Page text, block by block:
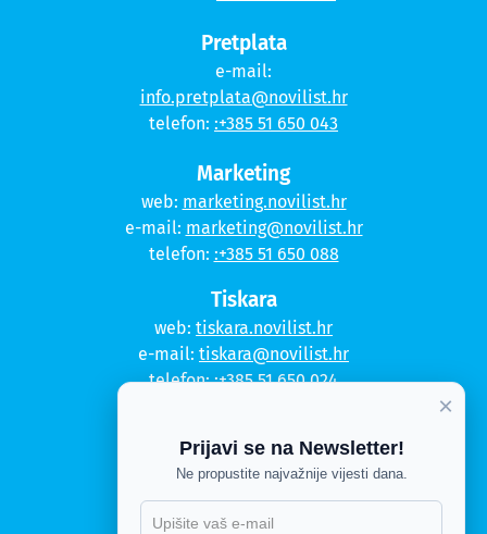
Pretplata
e-mail:
info.pretplata@novilist.hr
telefon: :+385 51 650 043
Marketing
web: marketing.novilist.hr
e-mail: marketing@novilist.hr
telefon: :+385 51 650 088
Tiskara
web: tiskara.novilist.hr
e-mail: tiskara@novilist.hr
telefon::+385 51 650 024
Kontakt
Politika privatnosti
Politika kolačića
×
Prijavi se na Newsletter!
Ne propustite najvažnije vijesti dana.